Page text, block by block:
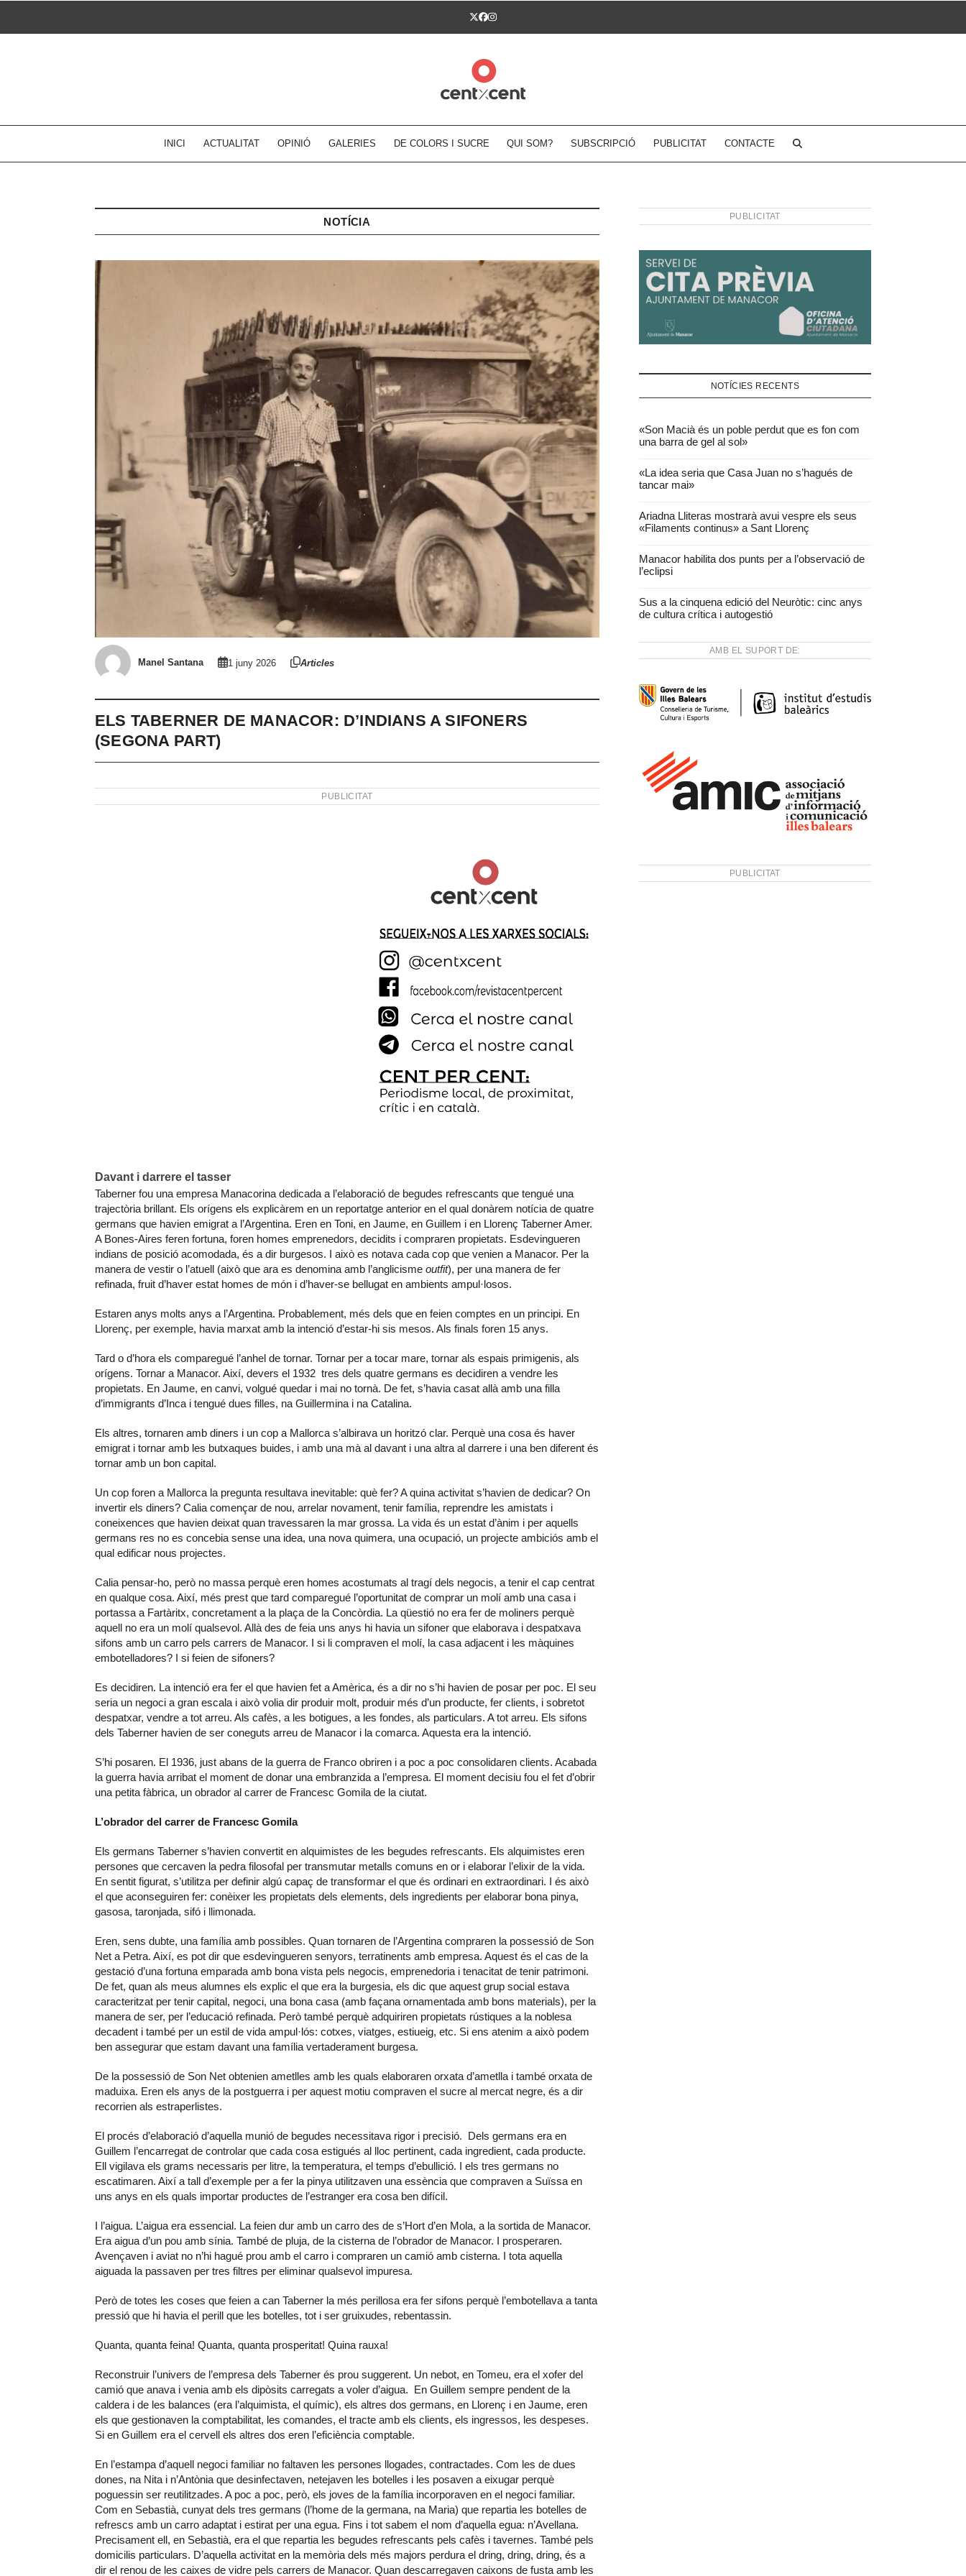
Twitter
Facebook
Instagram
INICI ACTUALITAT OPINIÓ GALERIES DE COLORS I SUCRE QUI SOM? SUBSCRIPCIÓ PUBLICITAT CONTACTE
NOTÍCIA
Manel Santana 1 juny 2026 Articles
ELS TABERNER DE MANACOR: D’INDIANS A SIFONERS
(SEGONA PART)
PUBLICITAT
Davant i darrere el tasser
Taberner fou una empresa Manacorina dedicada a l’elaboració de begudes refrescants que tengué una
trajectòria brillant. Els orígens els explicàrem en un reportatge anterior en el qual donàrem notícia de quatre
germans que havien emigrat a l’Argentina. Eren en Toni, en Jaume, en Guillem i en Llorenç Taberner Amer.
A Bones-Aires feren fortuna, foren homes emprenedors, decidits i compraren propietats. Esdevingueren
indians de posició acomodada, és a dir burgesos. I això es notava cada cop que venien a Manacor. Per la
manera de vestir o l’atuell (això que ara es denomina amb l’anglicisme outfit), per una manera de fer
refinada, fruit d’haver estat homes de món i d’haver-se bellugat en ambients ampul·losos.
Estaren anys molts anys a l’Argentina. Probablement, més dels que en feien comptes en un principi. En
Llorenç, per exemple, havia marxat amb la intenció d’estar-hi sis mesos. Als finals foren 15 anys.
Tard o d’hora els comparegué l’anhel de tornar. Tornar per a tocar mare, tornar als espais primigenis, als
orígens. Tornar a Manacor. Així, devers el 1932 tres dels quatre germans es decidiren a vendre les
propietats. En Jaume, en canvi, volgué quedar i mai no tornà. De fet, s’havia casat allà amb una filla
d’immigrants d’Inca i tengué dues filles, na Guillermina i na Catalina.
Els altres, tornaren amb diners i un cop a Mallorca s’albirava un horitzó clar. Perquè una cosa és haver
emigrat i tornar amb les butxaques buides, i amb una mà al davant i una altra al darrere i una ben diferent és
tornar amb un bon capital.
Un cop foren a Mallorca la pregunta resultava inevitable: què fer? A quina activitat s’havien de dedicar? On
invertir els diners? Calia començar de nou, arrelar novament, tenir família, reprendre les amistats i
coneixences que havien deixat quan travessaren la mar grossa. La vida és un estat d’ànim i per aquells
germans res no es concebia sense una idea, una nova quimera, una ocupació, un projecte ambiciós amb el
qual edificar nous projectes.
Calia pensar-ho, però no massa perquè eren homes acostumats al tragí dels negocis, a tenir el cap centrat
en qualque cosa. Així, més prest que tard comparegué l’oportunitat de comprar un molí amb una casa i
portassa a Fartàritx, concretament a la plaça de la Concòrdia. La qüestió no era fer de moliners perquè
aquell no era un molí qualsevol. Allà des de feia uns anys hi havia un sifoner que elaborava i despatxava
sifons amb un carro pels carrers de Manacor. I si li compraven el molí, la casa adjacent i les màquines
embotelladores? I si feien de sifoners?
Es decidiren. La intenció era fer el que havien fet a Amèrica, és a dir no s’hi havien de posar per poc. El seu
seria un negoci a gran escala i això volia dir produir molt, produir més d’un producte, fer clients, i sobretot
despatxar, vendre a tot arreu. Als cafès, a les botigues, a les fondes, als particulars. A tot arreu. Els sifons
dels Taberner havien de ser coneguts arreu de Manacor i la comarca. Aquesta era la intenció.
S’hi posaren. El 1936, just abans de la guerra de Franco obriren i a poc a poc consolidaren clients. Acabada
la guerra havia arribat el moment de donar una embranzida a l’empresa. El moment decisiu fou el fet d’obrir
una petita fàbrica, un obrador al carrer de Francesc Gomila de la ciutat.
L’obrador del carrer de Francesc Gomila
Els germans Taberner s’havien convertit en alquimistes de les begudes refrescants. Els alquimistes eren
persones que cercaven la pedra filosofal per transmutar metalls comuns en or i elaborar l’elixir de la vida.
En sentit figurat, s’utilitza per definir algú capaç de transformar el que és ordinari en extraordinari. I és això
el que aconseguiren fer: conèixer les propietats dels elements, dels ingredients per elaborar bona pinya,
gasosa, taronjada, sifó i llimonada.
Eren, sens dubte, una família amb possibles. Quan tornaren de l’Argentina compraren la possessió de Son
Net a Petra. Així, es pot dir que esdevingueren senyors, terratinents amb empresa. Aquest és el cas de la
gestació d’una fortuna emparada amb bona vista pels negocis, emprenedoria i tenacitat de tenir patrimoni.
De fet, quan als meus alumnes els explic el que era la burgesia, els dic que aquest grup social estava
caracteritzat per tenir capital, negoci, una bona casa (amb façana ornamentada amb bons materials), per la
manera de ser, per l’educació refinada. Però també perquè adquiriren propietats rústiques a la noblesa
decadent i també per un estil de vida ampul·lós: cotxes, viatges, estiueig, etc. Si ens atenim a això podem
ben assegurar que estam davant una família vertaderament burgesa.
De la possessió de Son Net obtenien ametlles amb les quals elaboraren orxata d’ametlla i també orxata de
maduixa. Eren els anys de la postguerra i per aquest motiu compraven el sucre al mercat negre, és a dir
recorrien als estraperlistes.
El procés d’elaboració d’aquella munió de begudes necessitava rigor i precisió. Dels germans era en
Guillem l’encarregat de controlar que cada cosa estigués al lloc pertinent, cada ingredient, cada producte.
Ell vigilava els grams necessaris per litre, la temperatura, el temps d’ebullició. I els tres germans no
escatimaren. Així a tall d’exemple per a fer la pinya utilitzaven una essència que compraven a Suïssa en
uns anys en els quals importar productes de l’estranger era cosa ben difícil.
I l’aigua. L’aigua era essencial. La feien dur amb un carro des de s’Hort d’en Mola, a la sortida de Manacor.
Era aigua d’un pou amb sínia. També de pluja, de la cisterna de l’obrador de Manacor. I prosperaren.
Avençaven i aviat no n’hi hagué prou amb el carro i compraren un camió amb cisterna. I tota aquella
aiguada la passaven per tres filtres per eliminar qualsevol impuresa.
Però de totes les coses que feien a can Taberner la més perillosa era fer sifons perquè l’embotellava a tanta
pressió que hi havia el perill que les botelles, tot i ser gruixudes, rebentassin.
Quanta, quanta feina! Quanta, quanta prosperitat! Quina rauxa!
Reconstruir l’univers de l’empresa dels Taberner és prou suggerent. Un nebot, en Tomeu, era el xofer del
camió que anava i venia amb els dipòsits carregats a voler d’aigua. En Guillem sempre pendent de la
caldera i de les balances (era l’alquimista, el químic), els altres dos germans, en Llorenç i en Jaume, eren
els que gestionaven la comptabilitat, les comandes, el tracte amb els clients, els ingressos, les despeses.
Si en Guillem era el cervell els altres dos eren l’eficiència comptable.
En l’estampa d’aquell negoci familiar no faltaven les persones llogades, contractades. Com les de dues
dones, na Nita i n’Antònia que desinfectaven, netejaven les botelles i les posaven a eixugar perquè
poguessin ser reutilitzades. A poc a poc, però, els joves de la família incorporaven en el negoci familiar.
Com en Sebastià, cunyat dels tres germans (l’home de la germana, na Maria) que repartia les botelles de
refrescs amb un carro adaptat i estirat per una egua. Fins i tot sabem el nom d’aquella egua: n’Avellana.
Precisament ell, en Sebastià, era el que repartia les begudes refrescants pels cafès i tavernes. També pels
domicilis particulars. D’aquella activitat en la memòria dels més majors perdura el dring, dring, dring, és a
dir el renou de les caixes de vidre pels carrers de Manacor. Quan descarregaven caixons de fusta amb les
PUBLICITAT
NOTÍCIES RECENTS
«Son Macià és un poble perdut que es fon com
una barra de gel al sol»
«La idea seria que Casa Juan no s’hagués de
tancar mai»
Ariadna Lliteras mostrarà avui vespre els seus
«Filaments continus» a Sant Llorenç
Manacor habilita dos punts per a l’observació de
l’eclipsi
Sus a la cinquena edició del Neuròtic: cinc anys
de cultura crítica i autogestió
AMB EL SUPORT DE:
PUBLICITAT